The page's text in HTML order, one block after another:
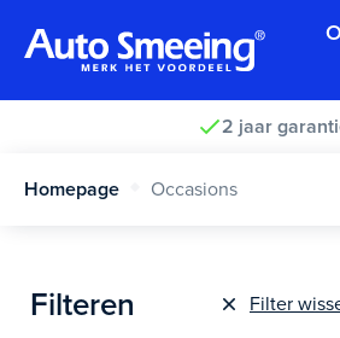
2 jaar
Homepage Occasions
Filteren
Filter